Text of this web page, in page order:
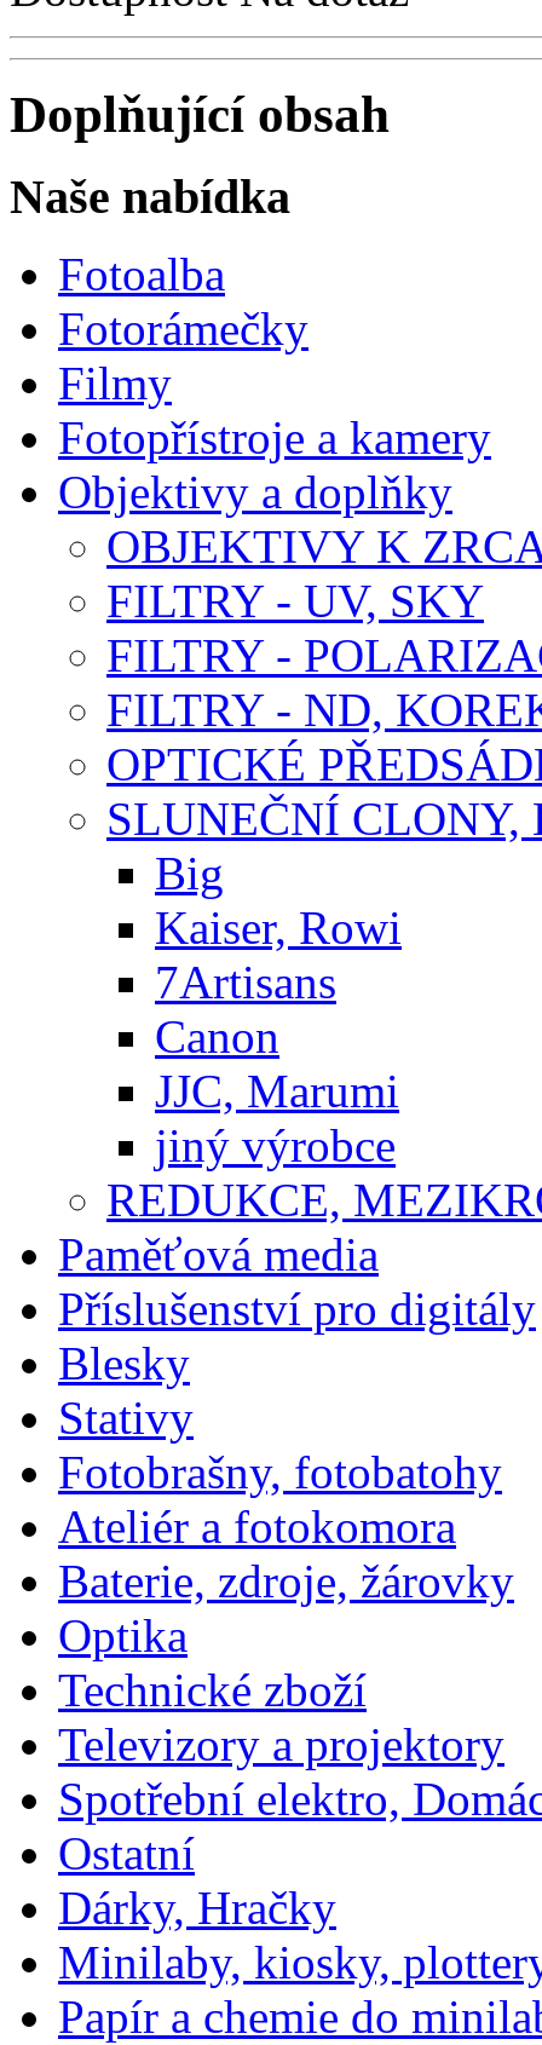
Doplňující obsah
Naše nabídka
Fotoalba
Fotorámečky
Filmy
Fotopřístroje a kamery
Objektivy a doplňky
OBJEKTIVY K
FILTRY - UV, SKY
FILTRY -
FILTRY - ND,
OPTICKÉ
SLUNEČNÍ
Big
Kaiser, Rowi
7Artisans
Canon
JJC, Marumi
jiný výrobce
REDUKCE,
Paměťová media
Příslušenství pro digitály
Blesky
Stativy
Fotobrašny, fotobatohy
Ateliér a fotokomora
Baterie, zdroje, žárovky
Optika
Technické zboží
Televizory a projektory
Spotřební elektro,
Ostatní
Dárky, Hračky
Minilaby, kiosky,
Papír a chemie do